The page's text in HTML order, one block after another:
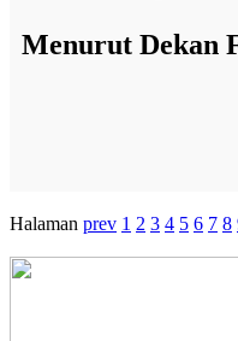
Menurut Dekan
Halaman prev 1 2 3 4 5 6 7 8